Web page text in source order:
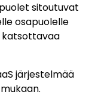
sitoutuvat
osapuolelle
katsottavaa
järjestelmää